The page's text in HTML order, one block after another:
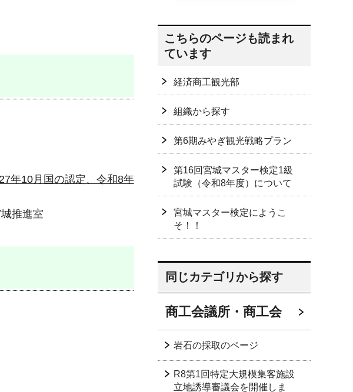
年10月国の認定、令和8年
推進室
こちらのページも読まれ
ています
経済商工観光部
組織から探す
第6期みやぎ観光戦略プラン
第16回宮城マスター検定1級
試験（令和8年度）について
宮城マスター検定にようこ
そ！！
同じカテゴリから探す
商工会議所・商工会
岩石の採取のページ
R8第1回特定大規模集客施設
立地誘導審議会を開催しま